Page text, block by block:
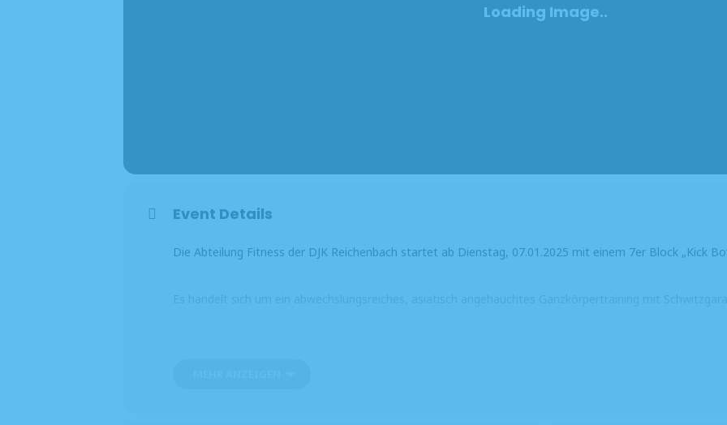
Event Details
Die Abteilung Fitness der DJK Reichenbach startet ab Dienstag, 07.01.2025 mit einem 7er Block „Kick